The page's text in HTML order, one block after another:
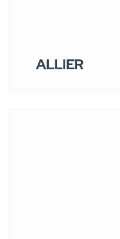
ALLIER